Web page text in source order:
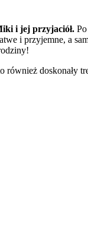
i jej przyjaciół.
i przyjemne, a
również doskonały